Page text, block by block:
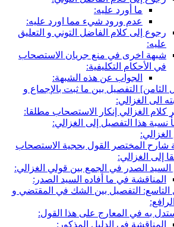
ما أورد عليه:
عدم ورود شي‏ء مما اورد عليه:
رجوع إلى كلام الفاضل التوني و التعليق
عليه:
شبهة اخرى في منع جريان الاستصحاب
في الأحكام التكليفية:
الجواب عن هذه الشبهة:
التفصيل بين ما ثبت بالإجماع و
الى الغزالي:
الغزالي إنكار الاستصحاب مطلقا:
هذا التفصيل إلى الغزالي:
المختصر القول بحجية الاستصحاب
إلى الغزالي:
الصدر في الجمع بين قولي الغزالي:
المناقشة في ما أفاده السيد الصدر:
التفصيل بين الشك في المقتضي و
به في المعارج على هذا القول:
المناقشة في الدليل المذكور: